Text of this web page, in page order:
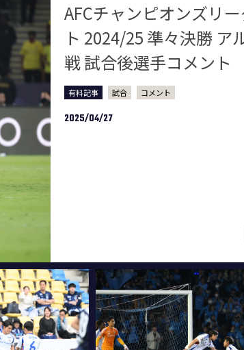
AFCチャンピオンズリ
ト 2024/25 準々決勝 ア
戦 試合後選手コメント
有料記事 試合 コメント
2025/04/27